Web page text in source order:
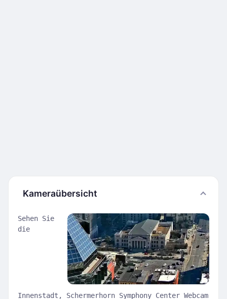
Kameraübersicht
Sehen Sie
die
Innenstadt, Schermerhorn Symphony Center Webcam